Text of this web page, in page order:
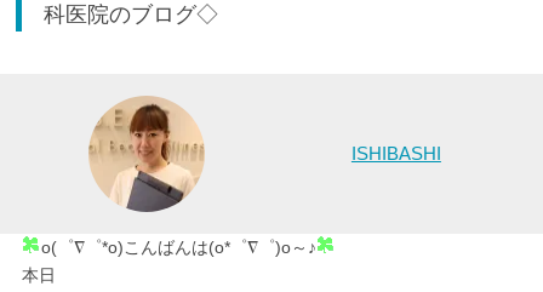
科医院のブログ◇
ISHIBASHI
o(゜∇゜*o)こんばんは(o*゜∇゜)o～♪
本日